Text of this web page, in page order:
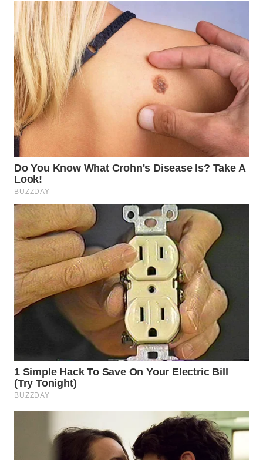
WN
TANGERANG
WN
BINJAI
WN
CIREBON
WN
KUNINGAN
WN
MAJALENGKA
WN
SUBANG
WN
PRIANGAN